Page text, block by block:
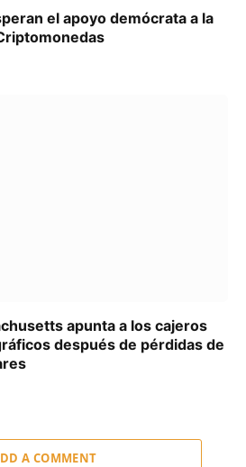
el apoyo demócrata a la
apunta a los cajeros
después de pérdidas de
A COMMENT